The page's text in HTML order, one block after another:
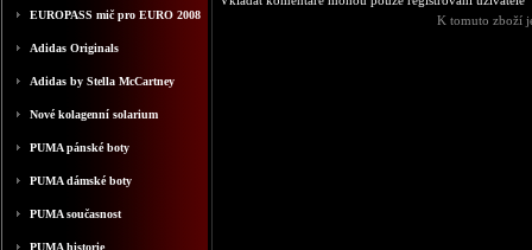
EUROPASS mič pro EURO 2008
Adidas Originals
Adidas by Stella McCartney
Nové kolagenní solarium
PUMA pánské boty
PUMA dámské boty
PUMA současnost
PUMA historie
K tomuto zboží